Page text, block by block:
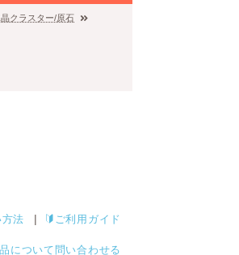
クラスター/原石
法 ご利用ガイド
について問い合わせる